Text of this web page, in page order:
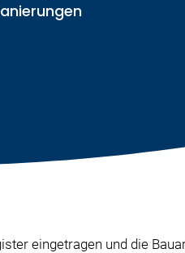
eingetragen und die